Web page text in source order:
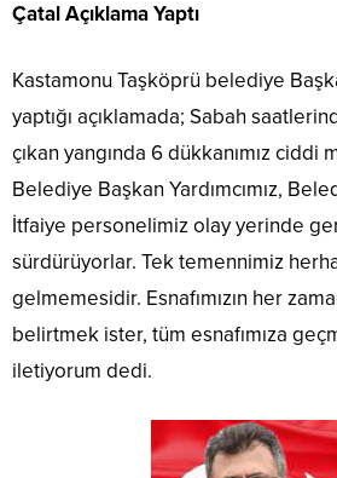
Çatal Açıklama Yaptı
Kastamonu Taşköprü belediye
yaptığı açıklamada; Sabah
çıkan yangında 6 dükkanımız ciddi
Belediye Başkan Yardımcımız,
İtfaiye personelimiz olay yerinde
sürdürüyorlar. Tek temennimiz
gelmemesidir. Esnafımızın her
belirtmek ister, tüm esnafımıza
iletiyorum dedi.